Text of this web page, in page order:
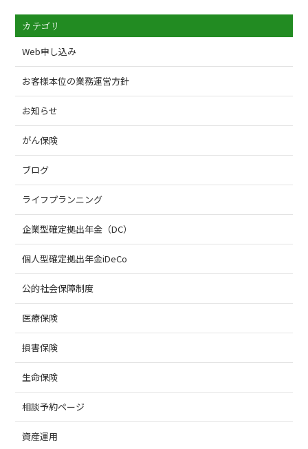
カテゴリ
Web申し込み
お客様本位の業務運営方針
お知らせ
がん保険
ブログ
ライフプランニング
企業型確定拠出年金（DC）
個人型確定拠出年金iDeCo
公的社会保障制度
医療保険
損害保険
生命保険
相談予約ページ
資産運用